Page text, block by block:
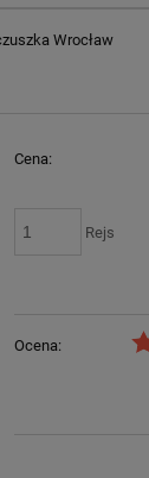
Wrocław
Cena:
Rejs
Ocena: